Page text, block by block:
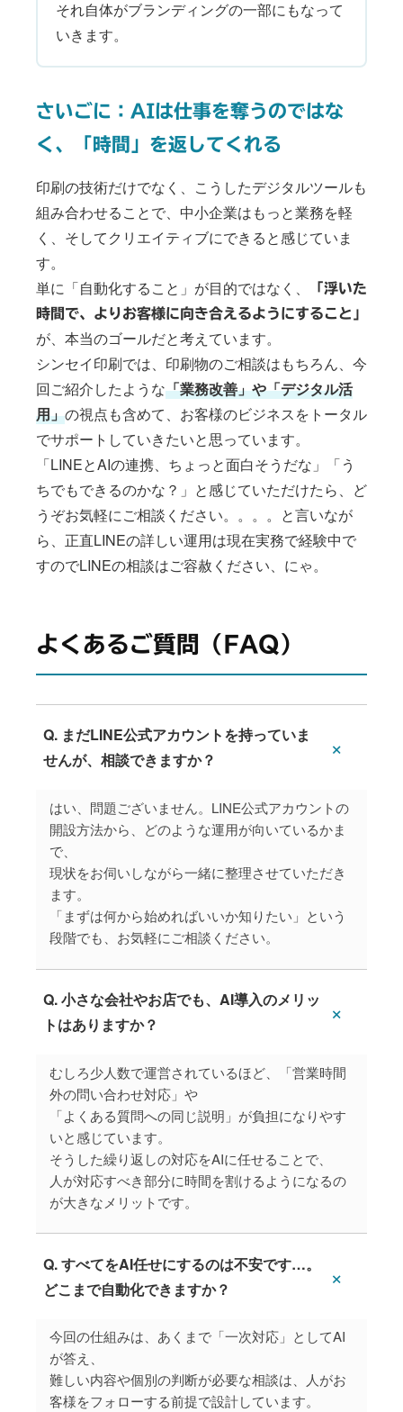
それ自体がブランディングの一部にもなって
いきます。
さいごに：AIは仕事を奪うのではな
く、「時間」を返してくれる
印刷の技術だけでなく、こうしたデジタルツールも
組み合わせることで、中小企業はもっと業務を軽
く、そしてクリエイティブにできると感じていま
す。
単に「自動化すること」が目的ではなく、
「浮いた
時間で、よりお客様に向き合えるようにすること」
が、本当のゴールだと考えています。
シンセイ印刷では、印刷物のご相談はもちろん、今
回ご紹介したような「業務改善」や「デジタル活
用」の視点も含めて、お客様のビジネスをトータル
でサポートしていきたいと思っています。
「LINEとAIの連携、ちょっと面白そうだな」「う
ちでもできるのかな？」と感じていただけたら、ど
うぞお気軽にご相談ください。。。。と言いなが
ら、正直LINEの詳しい運用は現在実務で経験中で
すのでLINEの相談はご容赦ください、にゃ。
よくあるご質問（FAQ）
Q. まだLINE公式アカウントを持っていま
せんが、相談できますか？
はい、問題ございません。LINE公式アカウントの
開設方法から、どのような運用が向いているかま
で、
現状をお伺いしながら一緒に整理させていただき
ます。
「まずは何から始めればいいか知りたい」という
段階でも、お気軽にご相談ください。
Q. 小さな会社やお店でも、AI導入のメリッ
トはありますか？
むしろ少人数で運営されているほど、「営業時間
外の問い合わせ対応」や
「よくある質問への同じ説明」が負担になりやす
いと感じています。
そうした繰り返しの対応をAIに任せることで、
人が対応すべき部分に時間を割けるようになるの
が大きなメリットです。
Q. すべてをAI任せにするのは不安です…。
どこまで自動化できますか？
今回の仕組みは、あくまで「一次対応」としてAI
が答え、
難しい内容や個別の判断が必要な相談は、人がお
客様をフォローする前提で設計しています。